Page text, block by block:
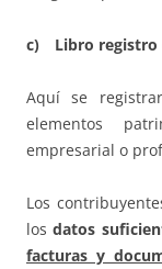
c) Libro registro
Aquí se
elementos
empresarial o
Los
losdatos
facturas y